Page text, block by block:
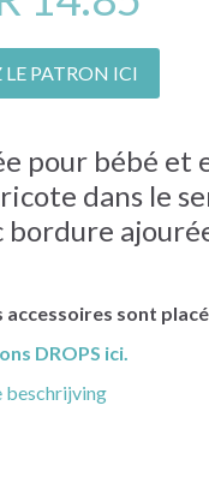
PATRON ICI
pour bébé et
dans le
bordure
accessoires sont
DROPS ici.
beschrijving